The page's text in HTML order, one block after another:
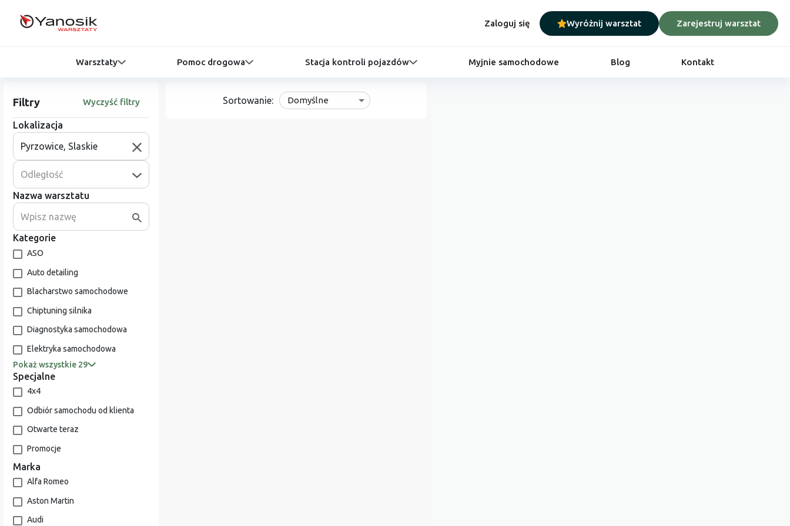
Zaloguj się Wyróżnij warsztat Zarejestruj warsztat
Warsztaty Pomoc drogowa Stacja kontroli pojazdów Myjnie samochodowe Blog Kontakt
Filtry Wyczyść filtry
Lokalizacja
Odległość
Nazwa warsztatu
Kategorie
ASO
Auto detailing
Blacharstwo samochodowe
Chiptuning silnika
Diagnostyka samochodowa
Elektryka samochodowa
Pokaż wszystkie 29
Specjalne
4x4
Odbiór samochodu od klienta
Otwarte teraz
Promocje
Marka
Alfa Romeo
Aston Martin
Audi
Sortowanie: Domyślne